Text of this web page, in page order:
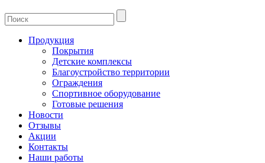
Продукция
Покрытия
Детские комплексы
Благоустройство территории
Ограждения
Спортивное оборудование
Готовые решения
Новости
Отзывы
Акции
Контакты
Наши работы